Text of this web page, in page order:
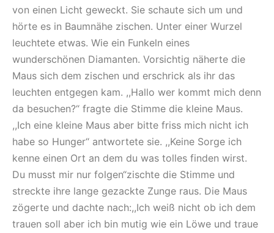
von einen Licht geweckt. Sie schaute sich um und
hörte es in Baumnähe zischen. Unter einer Wurzel
leuchtete etwas. Wie ein Funkeln eines
wunderschönen Diamanten. Vorsichtig näherte die
Maus sich dem zischen und erschrick als ihr das
leuchten entgegen kam. ,,Hallo wer kommt mich denn
da besuchen?“ fragte die Stimme die kleine Maus.
,,Ich eine kleine Maus aber bitte friss mich nicht ich
habe so Hunger“ antwortete sie. ,,Keine Sorge ich
kenne einen Ort an dem du was tolles finden wirst.
Du musst mir nur folgen“zischte die Stimme und
streckte ihre lange gezackte Zunge raus. Die Maus
zögerte und dachte nach:,,Ich weiß nicht ob ich dem
trauen soll aber ich bin mutig wie ein Löwe und traue